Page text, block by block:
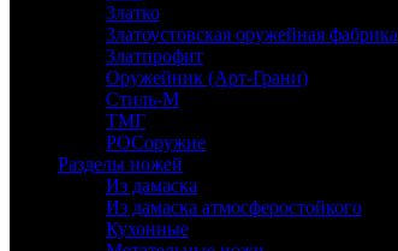
Златко
Златоустовская оружейная фабрика
Златпрофит
Оружейник (Арт-Грани)
Стиль-М
ТМГ
РОСоружие
Разделы ножей
Из дамаска
Из дамаска атмосферостойкого
Кухонные